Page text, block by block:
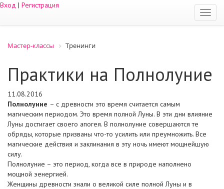
Вход | Регистрация
Мастер-классы Тренинги
Практики на Полнолуние
11.08.2016
Полнолуние – с древности это время считается самым
магическим периодом. Это время полной Луны. В эти дни влияние
Луны достигает своего апогея. В полнолуние совершаются те
обряды, которые призваны что-то усилить или преумножить. Все
магические действия и заклинания в эту ночь имеют мощнейшую
силу.
Полнолуние – это период, когда все в природе наполнено
мощной эенергией.
Женщины древности знали о великой силе полной Луны и в